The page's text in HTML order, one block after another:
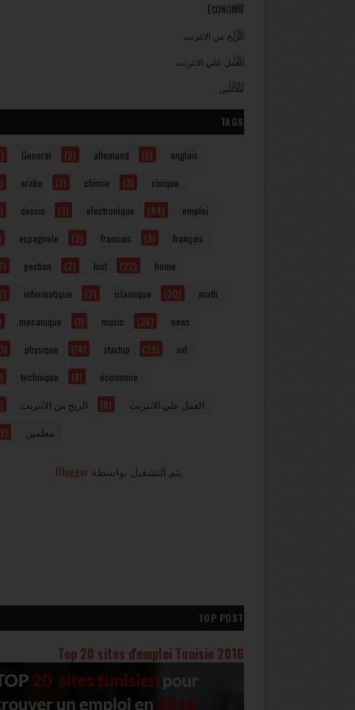
ÉCONOMIE
(8)
الربح من الانترنت(8)
العمل علي الانترنت(8)
معلمين
(39)
TAGS
General allemand
(2) anglais
(6)
arabe chimie
(7) civique
(3)
dessin electronique
(3) emploi
(44)
espagnole francais
(2) français
(9)
gestion hist
(2) home
(22)
informatique islamique
(2) math
(20)
mecanique music
(1) news
(26)
physique startup
(14) svt
(29)
technique économie
(8)
الربح من الانترنت العمل علي الانترنت (8)
معلمين
يتم التشغيل بواسطة Blogger
TOP POST
Top 20 sites d'emploi Tunisie 2016